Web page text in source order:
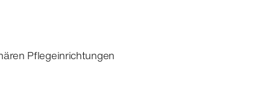
Pflegeinrichtungen